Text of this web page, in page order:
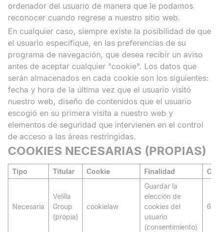
ordenador del usuario de manera que le podamos
reconocer cuando regrese a nuestro sitio web.
En cualquier caso, siempre existe la posibilidad de que
el usuario especifique, en las preferencias de su
programa de navegación, que desea recibir un aviso
antes de aceptar cualquier "cookie". Los datos que
serán almacenados en cada cookie son los siguientes:
fecha y hora de la última vez que el usuario visitó
nuestro web, diseño de contenidos que el usuario
escogió en su primera visita a nuestro web y
elementos de seguridad que intervienen en el control
de acceso a las áreas restringidas.
COOKIES NECESARIAS (PROPIAS)
Tipo Titular Cookie Finalidad
Necesaria
Velilla
Group
(propia)
cookielaw
Guardar la
elección de
cookies del
usuario
(consentimiento)
60